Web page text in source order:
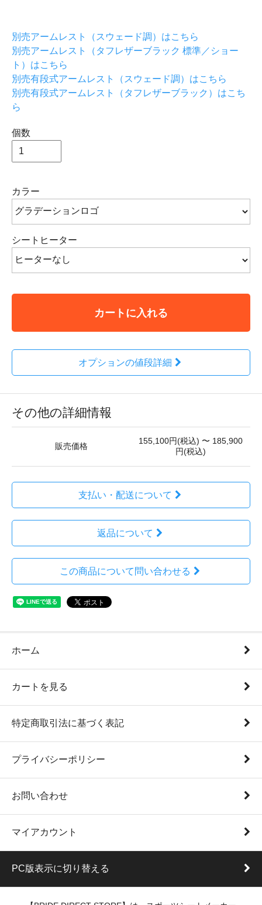
別売アームレスト（スウェード調）はこちら
別売アームレスト（タフレザーブラック 標準／ショー
ト）はこちら
別売有段式アームレスト（スウェード調）はこちら
別売有段式アームレスト（タフレザーブラック）はこち
ら
個数
カラー
シートヒーター
カートに入れる
オプションの値段詳細
その他の詳細情報
販売価格
155,100円(税込) 〜 185,900
円(税込)
支払い・配送について
返品について
この商品について問い合わせる
ホーム
カートを見る
特定商取引法に基づく表記
プライバシーポリシー
お問い合わせ
マイアカウント
PC版表示に切り替える